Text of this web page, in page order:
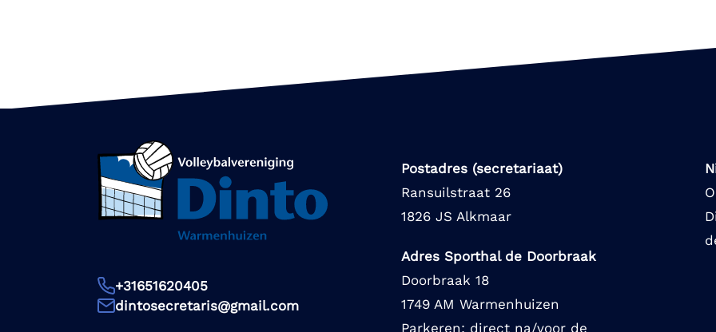
+31651620405
dintosecretaris@gmail.com
Postadres (secretariaat)
Ransuilstraat 26
1826 JS Alkmaar
Adres Sporthal de Doorbraak
Doorbraak 18
1749 AM Warmenhuizen
Parkeren: direct na/voor de